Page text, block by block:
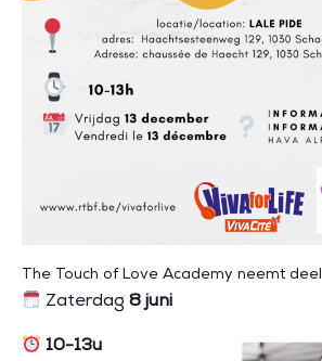
The Touch of Love Academy neemt deel
Zaterdag8 juni
10-13u